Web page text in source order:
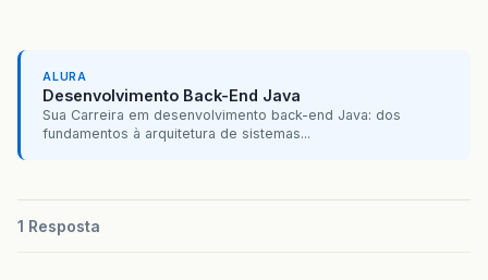
ALURA
Desenvolvimento Back-End Java
Sua Carreira em desenvolvimento back-end Java: dos
fundamentos à arquitetura de sistemas...
1 Resposta